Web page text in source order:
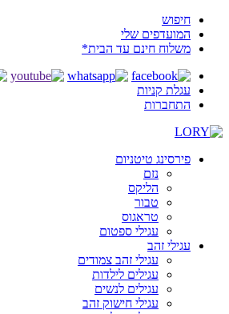
חיפוש
המועדפים שלי
משלוח חינם עד הבית*
עגלת קניות
התחברות
פירסינג טיטניום
נזם
הליקס
טבור
טראגוס
עגילי ספטום
עגילי זהב
עגילי זהב צמודים
עגילים לילדות
עגילים לנשים
עגילי חישוק זהב